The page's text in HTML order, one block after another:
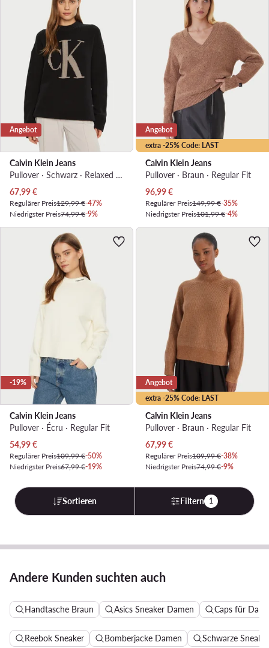
Angebot
Calvin Klein Jeans
Pullover · Schwarz · Relaxed Fit
Aktueller Preis
67,99€
Regulärer Preis129,99 €-47%
Niedrigster Preis74,99 €-9%
extra -25% Code: LAST
Angebot
Calvin Klein Jeans
Pullover · Braun · Regular Fit
Aktueller Preis
96,99€
Regulärer Preis149,99 €-35%
Niedrigster Preis101,99 €-4%
-19%
Calvin Klein Jeans
Pullover · Écru · Regular Fit
Aktueller Preis
54,99€
Regulärer Preis109,99 €-50%
Niedrigster Preis67,99 €-19%
extra -25% Code: LAST
Angebot
Calvin Klein Jeans
Pullover · Braun · Regular Fit
Aktueller Preis
67,99€
Regulärer Preis109,99 €-38%
Niedrigster Preis74,99 €-9%
Sortieren Filtern 1
Andere Kunden suchten auch
Handtasche Braun Asics Sneaker Damen Caps für
Reebok Sneaker Bomberjacke Damen Schwarze